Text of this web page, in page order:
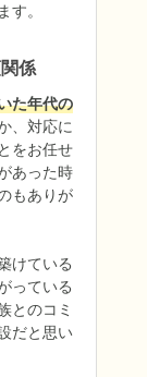
。
係
た年代の
、対応に
をお任せ
あった時
もありが
けている
っている
とのコミ
だと思い